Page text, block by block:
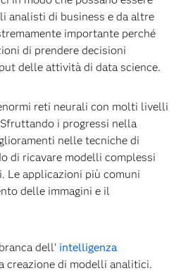
analisti di business e da altre
importante perché
di prendere decisioni
delle attività di data science.
reti neurali con molti livelli
i progressi nella
nelle tecniche di
di ricavare modelli complessi
Le applicazioni più comuni
delle immagini e il
dell' intelligenza
creazione di modelli analitici.